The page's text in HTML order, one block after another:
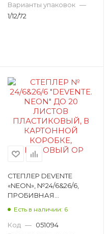
Варианты упаковок —
1/12/72
СТЕПЛЕР DEVENTE
«NEON», №24/6&26/6,
ПРОБИВНАЯ
ОРАНЖЕВЫЙ
Есть в наличии: 6
Код — 051094